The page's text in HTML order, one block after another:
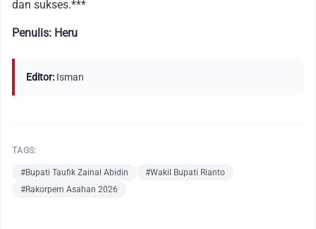
dan sukses.***
Penulis: Heru
Editor: Isman
TAGS:
#Bupati Taufik Zainal Abidin
#Wakil Bupati Rianto
#Rakorpem Asahan 2026